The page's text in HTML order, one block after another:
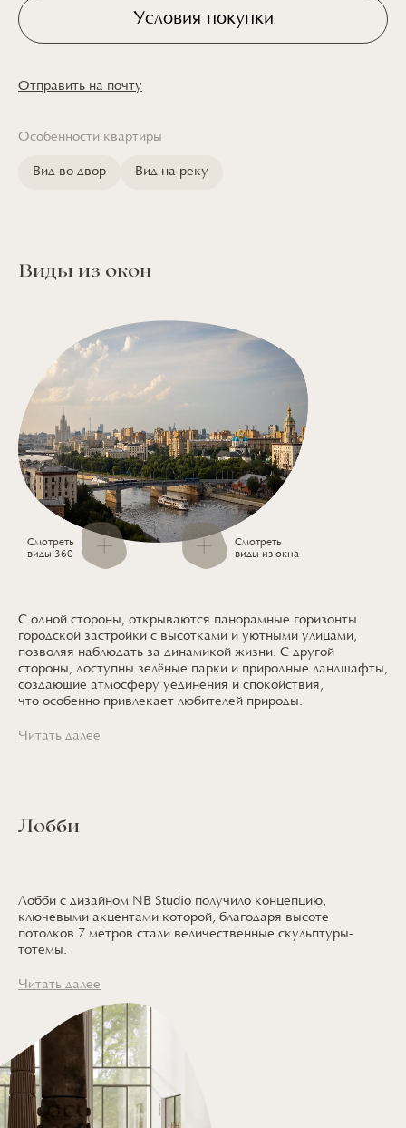
Условия покупки
Отправить на почту
Особенности квартиры
Вид во двор Вид на реку
Виды из окон
Смотреть
виды 360
Смотреть
виды из окна
С одной стороны, открываются панорамные горизонты
городской застройки с высотками и уютными улицами,
позволяя наблюдать за динамикой жизни. С другой
стороны, доступны зелёные парки и природные ландшафты,
создающие атмосферу уединения и спокойствия,
что особенно привлекает любителей природы.
Читать далее
Лобби
Лобби с дизайном NB Studio получило концепцию,
ключевыми акцентами которой, благодаря высоте
потолков 7 метров стали величественные скульптуры-
тотемы.
Читать далее